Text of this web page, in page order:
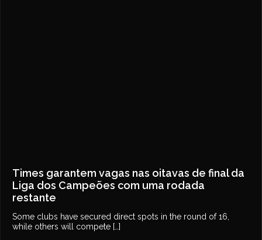
Times garantem vagas nas oitavas de final da
Liga dos Campeões com uma rodada
restante
Some clubs have secured direct spots in the round of 16,
while others will compete […]